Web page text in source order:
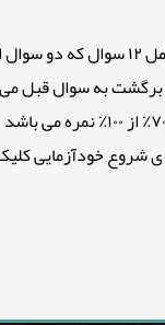
باشد.
خودآزمایی